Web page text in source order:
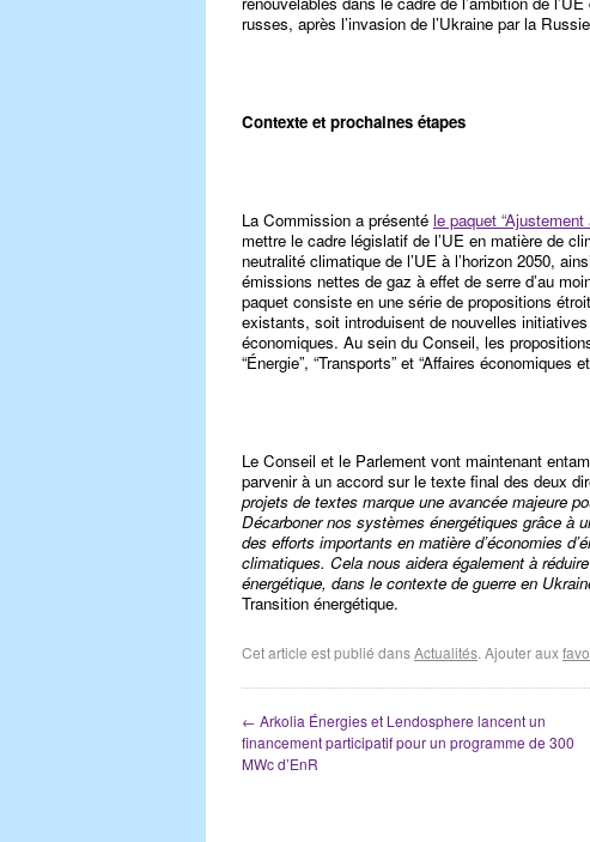
russes, après l’invasion de l’Ukraine par la
Contexte et prochaines étapes
La Commission a présenté le paquet “Ajustement
mettre le cadre législatif de l’UE en matière de
neutralité climatique de l’UE à l’horizon 2050,
émissions nettes de gaz à effet de serre d’au
paquet consiste en une série de propositions
existants, soit introduisent de nouvelles
économiques. Au sein du Conseil, les
“Énergie”, “Transports” et “Affaires économiques
Le Conseil et le Parlement vont maintenant
parvenir à un accord sur le texte final des deux
projets de textes marque une avancée majeure
Décarboner nos systèmes énergétiques grâce à
des efforts importants en matière d’économies
climatiques. Cela nous aidera également à
énergétique, dans le contexte de guerre en
Transition énergétique.
Cet article est publié dansActualités. Ajouter aux
← Arkolia Énergies et Lendosphere lancent un
financement participatif pour un programme de 300
MWc d’EnR